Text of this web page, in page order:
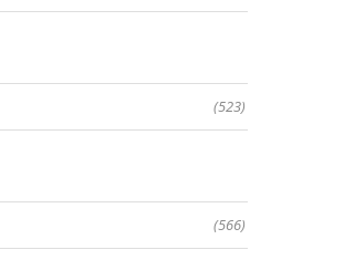
(523)
(566)